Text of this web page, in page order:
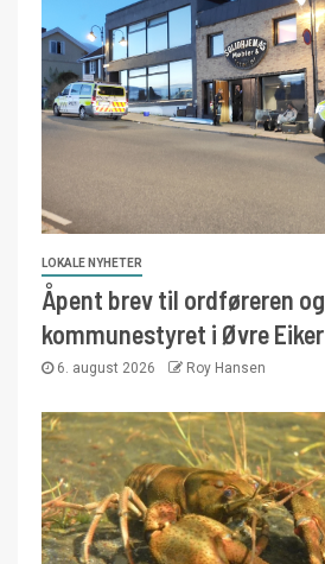
LOKALE NYHETER
Åpent brev til ordføreren og
kommunestyret i Øvre Eiker
6. august 2026 Roy Hansen